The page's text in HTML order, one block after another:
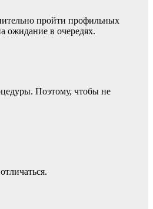
пройти профильных
ожидание в очередях.
Поэтому, чтобы не